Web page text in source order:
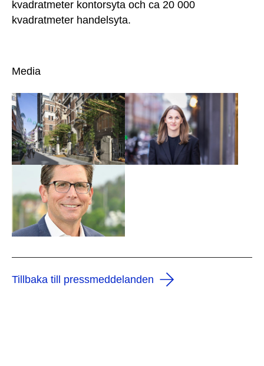
kvadratmeter kontorsyta och ca 20 000
kvadratmeter handelsyta.
Media
Tillbaka till pressmeddelanden